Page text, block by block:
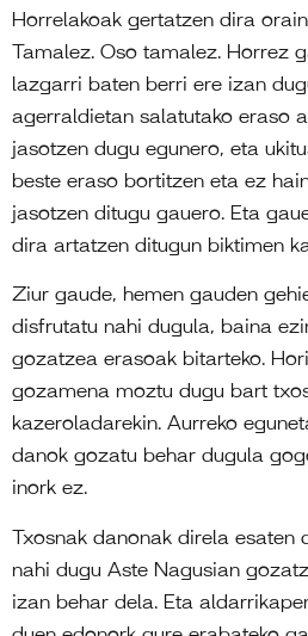
Horrelakoak gertatzen dira
Tamalez. Oso tamalez. Horrez
lazgarri baten berri ere izan
agerraldietan salatutako eraso
jasotzen dugu egunero, eta
beste eraso bortitzen eta ez
jasotzen ditugu gauero. Eta
dira artatzen ditugun biktimen
Ziur gaude, hemen gauden
disfrutatu nahi dugula, baina
gozatzea erasoak bitarteko.
gozamena moztu dugu bart
kazeroladarekin. Aurreko
danok gozatu behar dugula
inork ez.
Txosnak danonak direla esaten
nahi dugu Aste Nagusian
izan behar dela. Eta